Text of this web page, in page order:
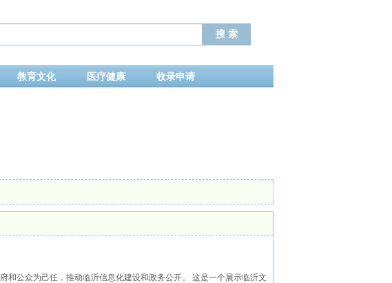
教育文化 医疗健康 收录申请
和公众为己任，推动临沂信息化建设和政务公开。 这是一个展示临沂文